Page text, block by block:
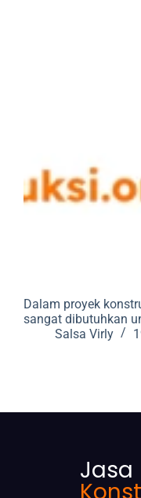
Dalam proyek
sangat dibutuhkan
Salsa Virly
Jasa